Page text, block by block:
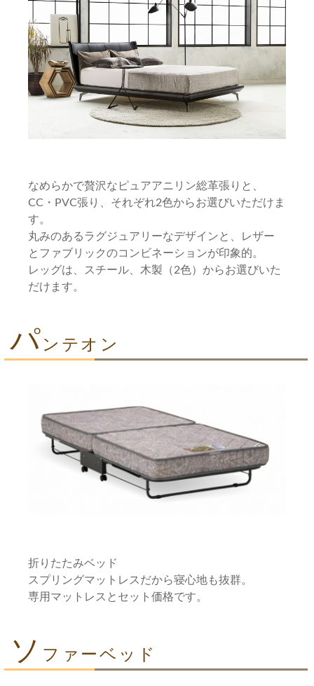
なめらかで贅沢なピュアアニリン総革張りと、
CC・PVC張り、それぞれ2色からお選びいただけま
す。
丸みのあるラグジュアリーなデザインと、レザー
とファブリックのコンビネーションが印象的。
レッグは、スチール、木製（2色）からお選びいた
だけます。
パ ンテオン
折りたたみベッド
スプリングマットレスだから寝心地も抜群。
専用マットレスとセット価格です。
ソ ファーベッド